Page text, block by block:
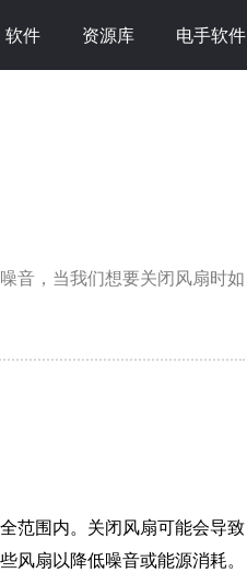
软件 资源库 电手软件
音，当我们想要关闭风扇时如
范围内。关闭风扇可能会导致
风扇以降低噪音或能源消耗。